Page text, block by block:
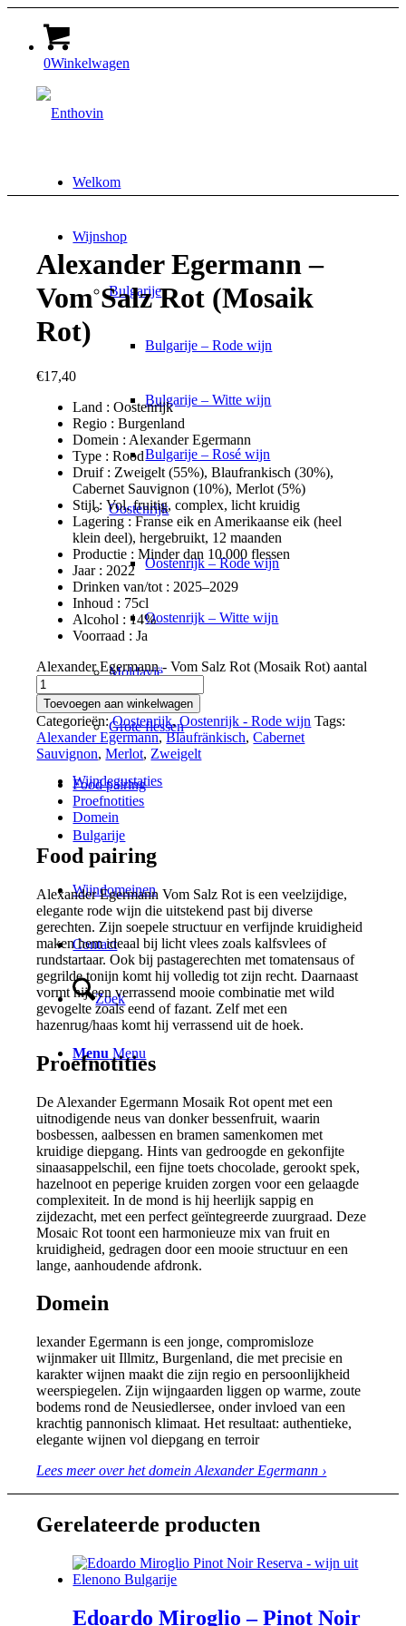
0Winkelwagen
Welkom
Wijnshop
Bulgarije
Bulgarije – Rode wijn
Bulgarije – Witte wijn
Bulgarije – Rosé wijn
Oostenrijk
Oostenrijk – Rode wijn
Oostenrijk – Witte wijn
Moldavië
Grote flessen
Wijndegustaties
Bulgarije
Wijndomeinen
Contact
Zoek
Menu Menu
Alexander Egermann –
Vom Salz Rot (Mosaik
Rot)
€17,40
Land : Oostenrijk
Regio : Burgenland
Domein : Alexander Egermann
Type : Rood
Druif : Zweigelt (55%), Blaufrankisch (30%),
Cabernet Sauvignon (10%), Merlot (5%)
Stijl : Vol, fruitig, complex, licht kruidig
Lagering : Franse eik en Amerikaanse eik (heel
klein deel), hergebruikt, 12 maanden
Productie : Minder dan 10.000 flessen
Jaar : 2022
Drinken van/tot : 2025–2029
Inhoud : 75cl
Alcohol : 14%
Voorraad : Ja
Alexander Egermann - Vom Salz Rot (Mosaik Rot) aantal
Toevoegen aan winkelwagen
Categorieën:Oostenrijk,Oostenrijk - Rode wijn Tags:
Alexander Egermann,Blaufränkisch,Cabernet
Sauvignon,Merlot, Zweigelt
Food pairing
Proefnotities
Domein
Food pairing
Alexander Egermann Vom Salz Rot is een veelzijdige,
elegante rode wijn die uitstekend past bij diverse
gerechten. Zijn soepele structuur en verfijnde kruidigheid
maken hem ideaal bij licht vlees zoals kalfsvlees of
rundstartaar. Ook bij pastagerechten met tomatensaus of
gegrilde tonijn komt hij volledig tot zijn recht. Daarnaast
vormt hij een verrassend mooie combinatie met wild
gevogelte zoals eend of fazant. Zelf met een
hazenrug/haas komt hij verrassend uit de hoek.
Proefnotities
De Alexander Egermann Mosaik Rot opent met een
uitnodigende neus van donker bessenfruit, waarin
bosbessen, aalbessen en bramen samenkomen met
kruidige diepgang. Hints van gedroogde en gekonfijte
sinaasappelschil, een fijne toets chocolade, gerookt spek,
hazelnoot en peperige kruiden zorgen voor een gelaagde
complexiteit. In de mond is hij heerlijk sappig en
zijdezacht, met een perfect geïntegreerde zuurgraad. Deze
Mosaic Rot toont een harmonieuze mix van fruit en
kruidigheid, gedragen door een mooie structuur en een
lange, aanhoudende afdronk.
Domein
lexander Egermann is een jonge, compromisloze
wijnmaker uit Illmitz, Burgenland, die met precisie en
karakter wijnen maakt die zijn regio en persoonlijkheid
weerspiegelen. Zijn wijngaarden liggen op warme, zoute
bodems rond de Neusiedlersee, onder invloed van een
krachtig pannonisch klimaat. Het resultaat: authentieke,
elegante wijnen vol diepgang en terroir
Lees meer over het domein Alexander Egermann ›
Gerelateerde producten
Edoardo Miroglio – Pinot Noir